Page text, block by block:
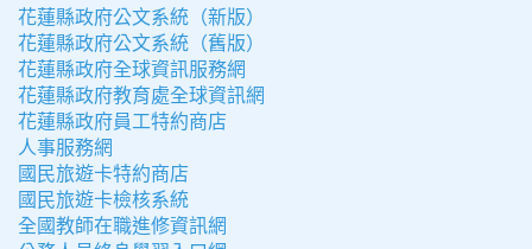
花蓮縣政府公文系統（新版）
花蓮縣政府公文系統（舊版）
花蓮縣政府全球資訊服務網
花蓮縣政府教育處全球資訊網
花蓮縣政府員工特約商店
人事服務網
國民旅遊卡特約商店
國民旅遊卡檢核系統
全國教師在職進修資訊網